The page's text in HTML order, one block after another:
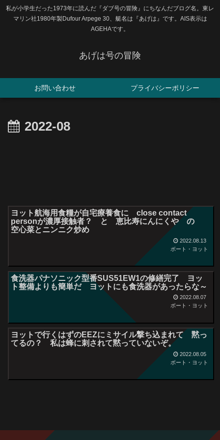
私が小学生だった1973年に読んだ『ダブ号の冒険』にちなんだブログ名。東レ
マリン社1980年製Dufour Arpege 30、艇名は『あげは』です。AIS表示は
AGEHAです。
あげは号の冒険
お問い合わせ プライバシーポリシー
2022-08
ヨット航海用食糧が自宅療養食に close contact
personが濃厚接触者？ と 恵比寿にんにくや の
空心菜とニンニク炒め
2022.08.13
ボート・ヨット
食洗器パナソニック型番SUS51EW1の修繕完了 ヨッ
ト整備よりも簡単だ ヨットにも食洗器があったらな～
2022.08.07
ボート・ヨット
ヨットで行くはずのEEZにミサイル撃ち込まれて 黙っ
てるの？ 私は蜂に刺されて黙っていないぞ。
2022.08.05
ボート・ヨット